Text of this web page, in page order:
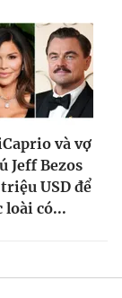
và vợ
Jeff Bezos
USD để
loài có...